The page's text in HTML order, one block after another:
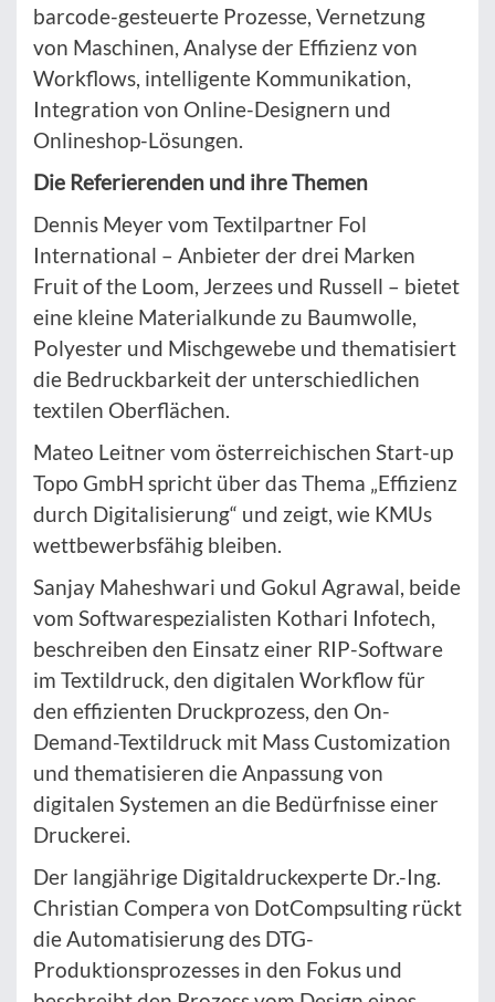
barcode-gesteuerte Prozesse, Vernetzung
von Maschinen, Analyse der Effizienz von
Workflows, intelligente Kommunikation,
Integration von Online-Designern und
Onlineshop-Lösungen.
Die Referierenden und ihre Themen
Dennis Meyer vom Textilpartner Fol
International – Anbieter der drei Marken
Fruit of the Loom, Jerzees und Russell – bietet
eine kleine Materialkunde zu Baumwolle,
Polyester und Mischgewebe und thematisiert
die Bedruckbarkeit der unterschiedlichen
textilen Oberflächen.
Mateo Leitner vom österreichischen Start-up
Topo GmbH spricht über das Thema „Effizienz
durch Digitalisierung“ und zeigt, wie KMUs
wettbewerbsfähig bleiben.
Sanjay Maheshwari und Gokul Agrawal, beide
vom Softwarespezialisten Kothari Infotech,
beschreiben den Einsatz einer RIP-Software
im Textildruck, den digitalen Workflow für
den effizienten Druckprozess, den On-
Demand-Textildruck mit Mass Customization
und thematisieren die Anpassung von
digitalen Systemen an die Bedürfnisse einer
Druckerei.
Der langjährige Digitaldruckexperte Dr.-Ing.
Christian Compera von DotCompsulting rückt
die Automatisierung des DTG-
Produktionsprozesses in den Fokus und